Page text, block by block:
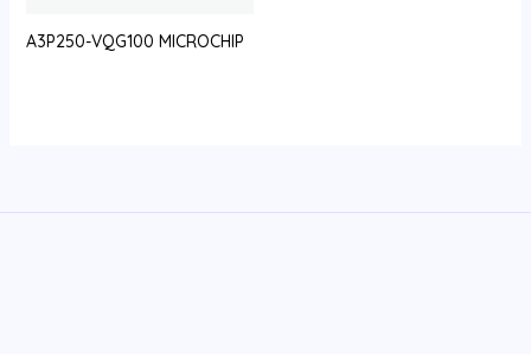
A3P250-VQG100 MICROCHIP